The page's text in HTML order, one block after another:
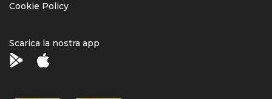
Cookie Policy
Scarica la nostra app